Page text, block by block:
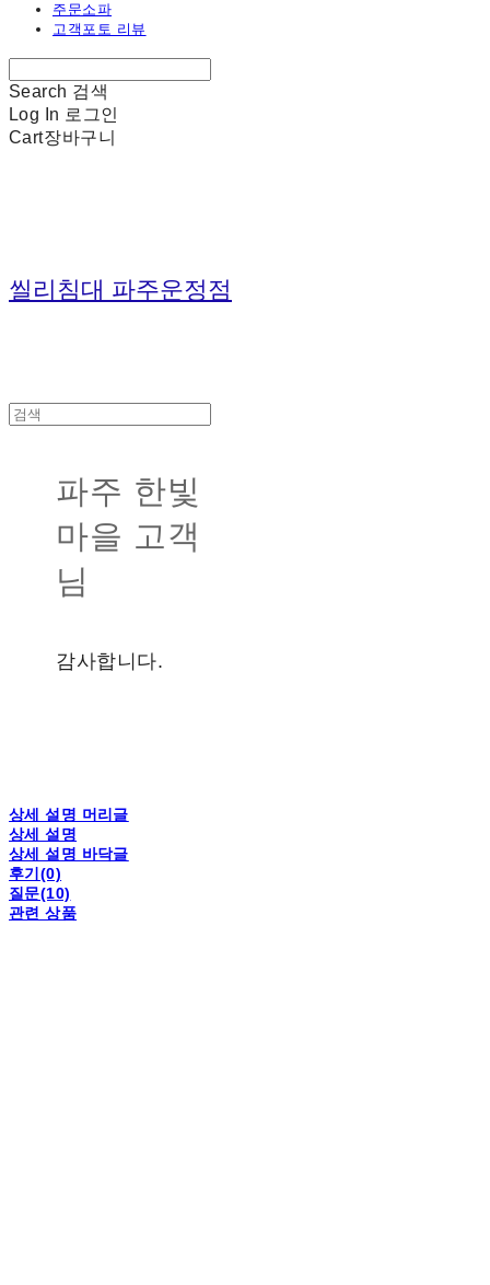
주문소파
고객포토 리뷰
Search 검색
Log In 로그인
Cart장바구니
씰리침대 파주운정점
파주 한빛
마을 고객
님
감사합니다.
상세 설명 머리글
상세 설명
상세 설명 바닥글
후기(0)
질문(10)
관련 상품